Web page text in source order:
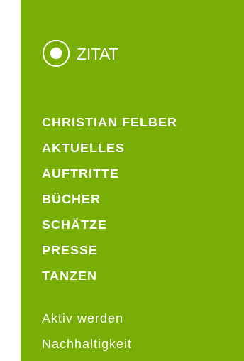
CHRISTIAN FELBER
AKTUELLES
AUFTRITTE
BÜCHER
SCHÄTZE
PRESSE
TANZEN
Aktiv werden
Nachhaltigkeit
ZITAT